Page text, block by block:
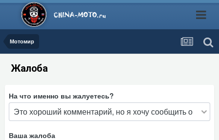
Мотомир
Жалоба
На что именно вы жалуетесь?
Ваша жалоба